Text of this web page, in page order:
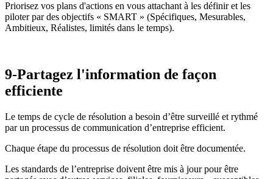
Priorisez vos plans d'actions en vous attachant à les définir et les
piloter par des objectifs « SMART » (Spécifiques, Mesurables,
Ambitieux, Réalistes, limités dans le temps).
9-Partagez l'information de façon
efficiente
Le temps de cycle de résolution a besoin d’être surveillé et rythmé
par un processus de communication d’entreprise efficient.
Chaque étape du processus de résolution doit être documentée.
Les standards de l’entreprise doivent être mis à jour pour être